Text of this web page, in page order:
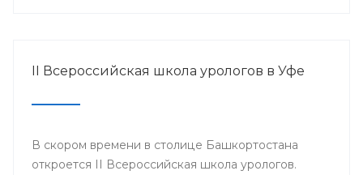
II Всероссийская школа урологов в Уфе
В скором времени в столице Башкортостана
откроется II Всероссийская школа урологов.